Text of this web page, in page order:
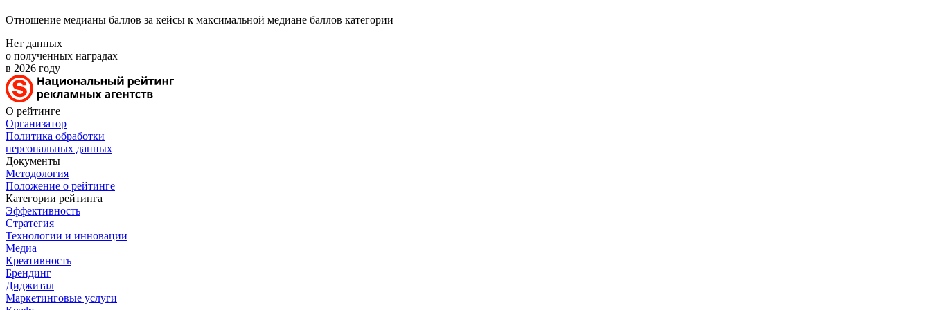
Отношение медианы баллов за кейсы к максимальной медиане баллов категории
Нет данных
о полученных наградах
в 2026 году
О рейтинге
Организатор
Политика обработки
персональных данных
Документы
Методология
Положение о рейтинге
Категории рейтинга
Эффективность
Стратегия
Технологии и инновации
Медиа
Креативность
Брендинг
Диджитал
Маркетинговые услуги